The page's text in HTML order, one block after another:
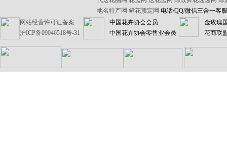
地名特产网 鲜花预定网 电话/QQ/微信三合一客
网站经营许可证备案
沪ICP备09046518号-31
中国花卉协会会员
中国花卉协会零售业会员
金玫瑰
花商联